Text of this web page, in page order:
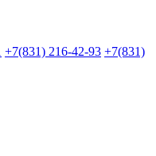
+7(831) 216-42-93 +7(831)